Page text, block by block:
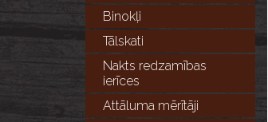
Binokļi
Tālskati
Nakts redzamības
ierīces
Attāluma mērītāji